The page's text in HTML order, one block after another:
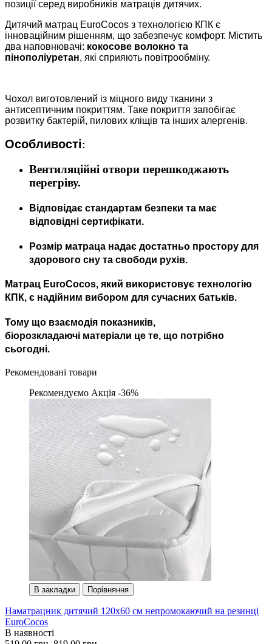
позиції серед виробників матраців дитячих.
Дитячий матрац EuroCocos з технологією КПК є
інноваційним рішенням, що забезпечує комфорт. Містить
два наповнювачі: кокосове волокно та
пінополіуретан, які сприяють повітрообміну.
Чохол виготовлений із міцного виду тканини з
антисептичним покриттям. Таке покриття запобігає
розвитку бактерій, пилових кліщів та інших алергенів.
Особливості:
Вентиляційні отвори перешкоджають
перегріву.
Відповідає стандартам безпеки та має
відповідні сертифікати.
Розмір матраца надає достатньо простору для
здорового сну та свободи рухів.
Матрац EuroCocos, який використовує технологію
КПК, є надійним вибором для сучасних батьків.
Тому що взаємодія показників,
біорозкладаючі матеріали це те, що потрібно
сьогодні.
Рекомендовані товари
Рекомендуємо Акція -36%
В закладки Порівняння
Наматрацник дитячий 120х60 см непромокаючий на резинці
EuroCocos
В наявності